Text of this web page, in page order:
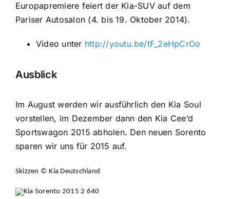
Europapremiere feiert der Kia-SUV auf dem
Pariser Autosalon (4. bis 19. Oktober 2014).
Video unter http://youtu.be/tF_2eHpCrOo
Ausblick
Im August werden wir ausführlich den Kia Soul
vorstellen, im Dezember dann den Kia Cee’d
Sportswagon 2015 abholen. Den neuen Sorento
sparen wir uns für 2015 auf.
Skizzen © Kia Deutschland